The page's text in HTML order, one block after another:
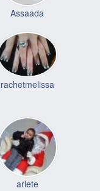
Assaada
rachetmelissa
arlete